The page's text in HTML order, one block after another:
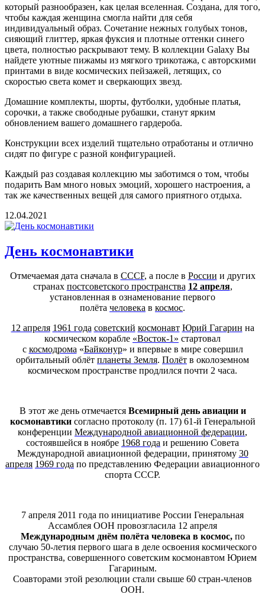
который разнообразен, как целая вселенная. Создана, для того,
чтобы каждая женщина смогла найти для себя
индивидуальный образ. Сочетание нежных голубых тонов,
сияющий глиттер, яркая фуксия и плотные оттенки синего
цвета, полностью раскрывают тему. В коллекции Galaxy Вы
найдете уютные пижамы из мягкого трикотажа, с авторскими
принтами в виде космических пейзажей, летящих, со
скоростью света комет и сверкающих звезд.
Домашние комплекты, шорты, футболки, удобные платья,
сорочки, а также свободные рубашки, станут ярким
обновлением вашего домашнего гардероба.
Конструкции всех изделий тщательно отработаны и отлично
сидят по фигуре с разной конфигурацией.
Каждый раз создавая коллекцию мы заботимся о том, чтобы
подарить Вам много новых эмоций, хорошего настроения, а
так же качественных вещей для самого приятного отдыха.
12.04.2021
День космонавтики
Отмечаемая дата сначала в СССР, а после в России и других
странах постсоветского пространства 12 апреля,
установленная в ознаменование первого
полёта человека в космос.
12 апреля 1961 года советский космонавт Юрий Гагарин на
космическом корабле «Восток-1» стартовал
с космодрома«Байконур» и впервые в мире совершил
орбитальный облёт планеты Земля. Полёт в околоземном
космическом пространстве продлился почти 2 часа.
В этот же день отмечается Всемирный день авиации и
космонавтикисогласно протоколу (п. 17) 61-й Генеральной
конференции Международной авиационной федерации,
состоявшейся в ноябре 1968 года и решению Совета
Международной авиационной федерации, принятому 30
апреля 1969 года по представлению Федерации авиационного
спорта СССР.
7 апреля 2011 года по инициативе России Генеральная
Ассамблея ООН провозгласила 12 апреля
Международным днём полёта человека в космос,по
случаю 50-летия первого шага в деле освоения космического
пространства, совершенного советским космонавтом Юрием
Гагариным.
Соавторами этой резолюции стали свыше 60 стран-членов
ООН.